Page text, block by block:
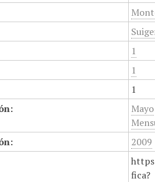
1
1
1
Mayo
2009
fica?